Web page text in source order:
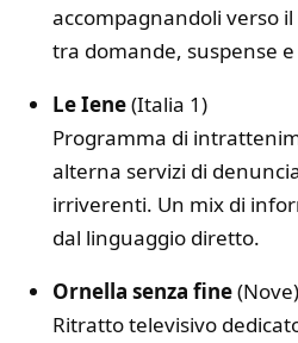
accompagnandoli verso
tra domande, suspense
Le Iene(Italia 1)
Programma di
alterna servizi di
irriverenti. Un mix di
dal linguaggio diretto.
Ornella senza fine(Nove)
Ritratto televisivo